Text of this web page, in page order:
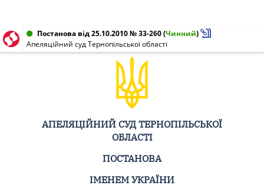
Постанова від 25.10.2010 № 33-260(Чинний)
Апеляційний суд Тернопільської області
АПЕЛЯЦІЙНИЙ СУД ТЕРНОПІЛЬСЬКОЇ
ОБЛАСТІ
ПОСТАНОВА
ІМЕНЕМ УКРАЇНИ